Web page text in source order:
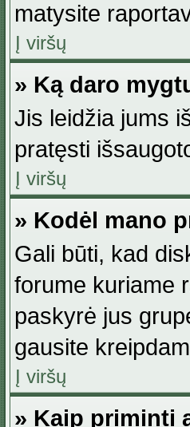
matysite
Į viršų
» Ką daro
Jis leidžia jums
pratęsti
Į viršų
» Kodėl mano
Gali būti, kad
forume kuriame
paskyrė jus
gausite
Į viršų
» Kaip priminti